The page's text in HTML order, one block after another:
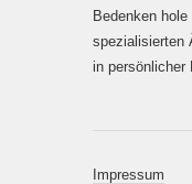
Bedenken
spezialisierten
in persönlicher
Impressum